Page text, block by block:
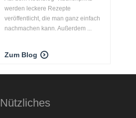
werden leckere Rezepte
veröffentlicht, die man ganz einfach
nachmachen kann. Außerdem ...
Zum Blog
Nützliches